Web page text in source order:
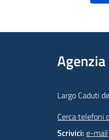
Largo Caduti
Cerca telefoni
Scrivici: e-mail